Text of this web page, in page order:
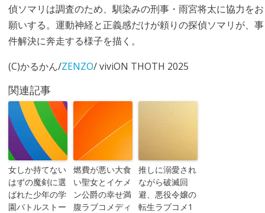
偵ソマリは調査のため、馴染みの刑事・雨宮将太に協力をお
願いする。運動神経と正義感だけが頼りの探偵ソマリが、事
件解決に奔走する様子を描く。
(C)かるかん/ZENZO/ viviON THOTH 2025
関連記事
女しか持てない
はずの魔剣に選
ばれた少年の学
園バトルストー
燃費が悪い大食
い聖女とイケメ
ン公爵の幸せ満
腹ラブコメディ
推しに溺愛され
ながら破滅回
避、悪役令嬢の
転生ラブコメ1